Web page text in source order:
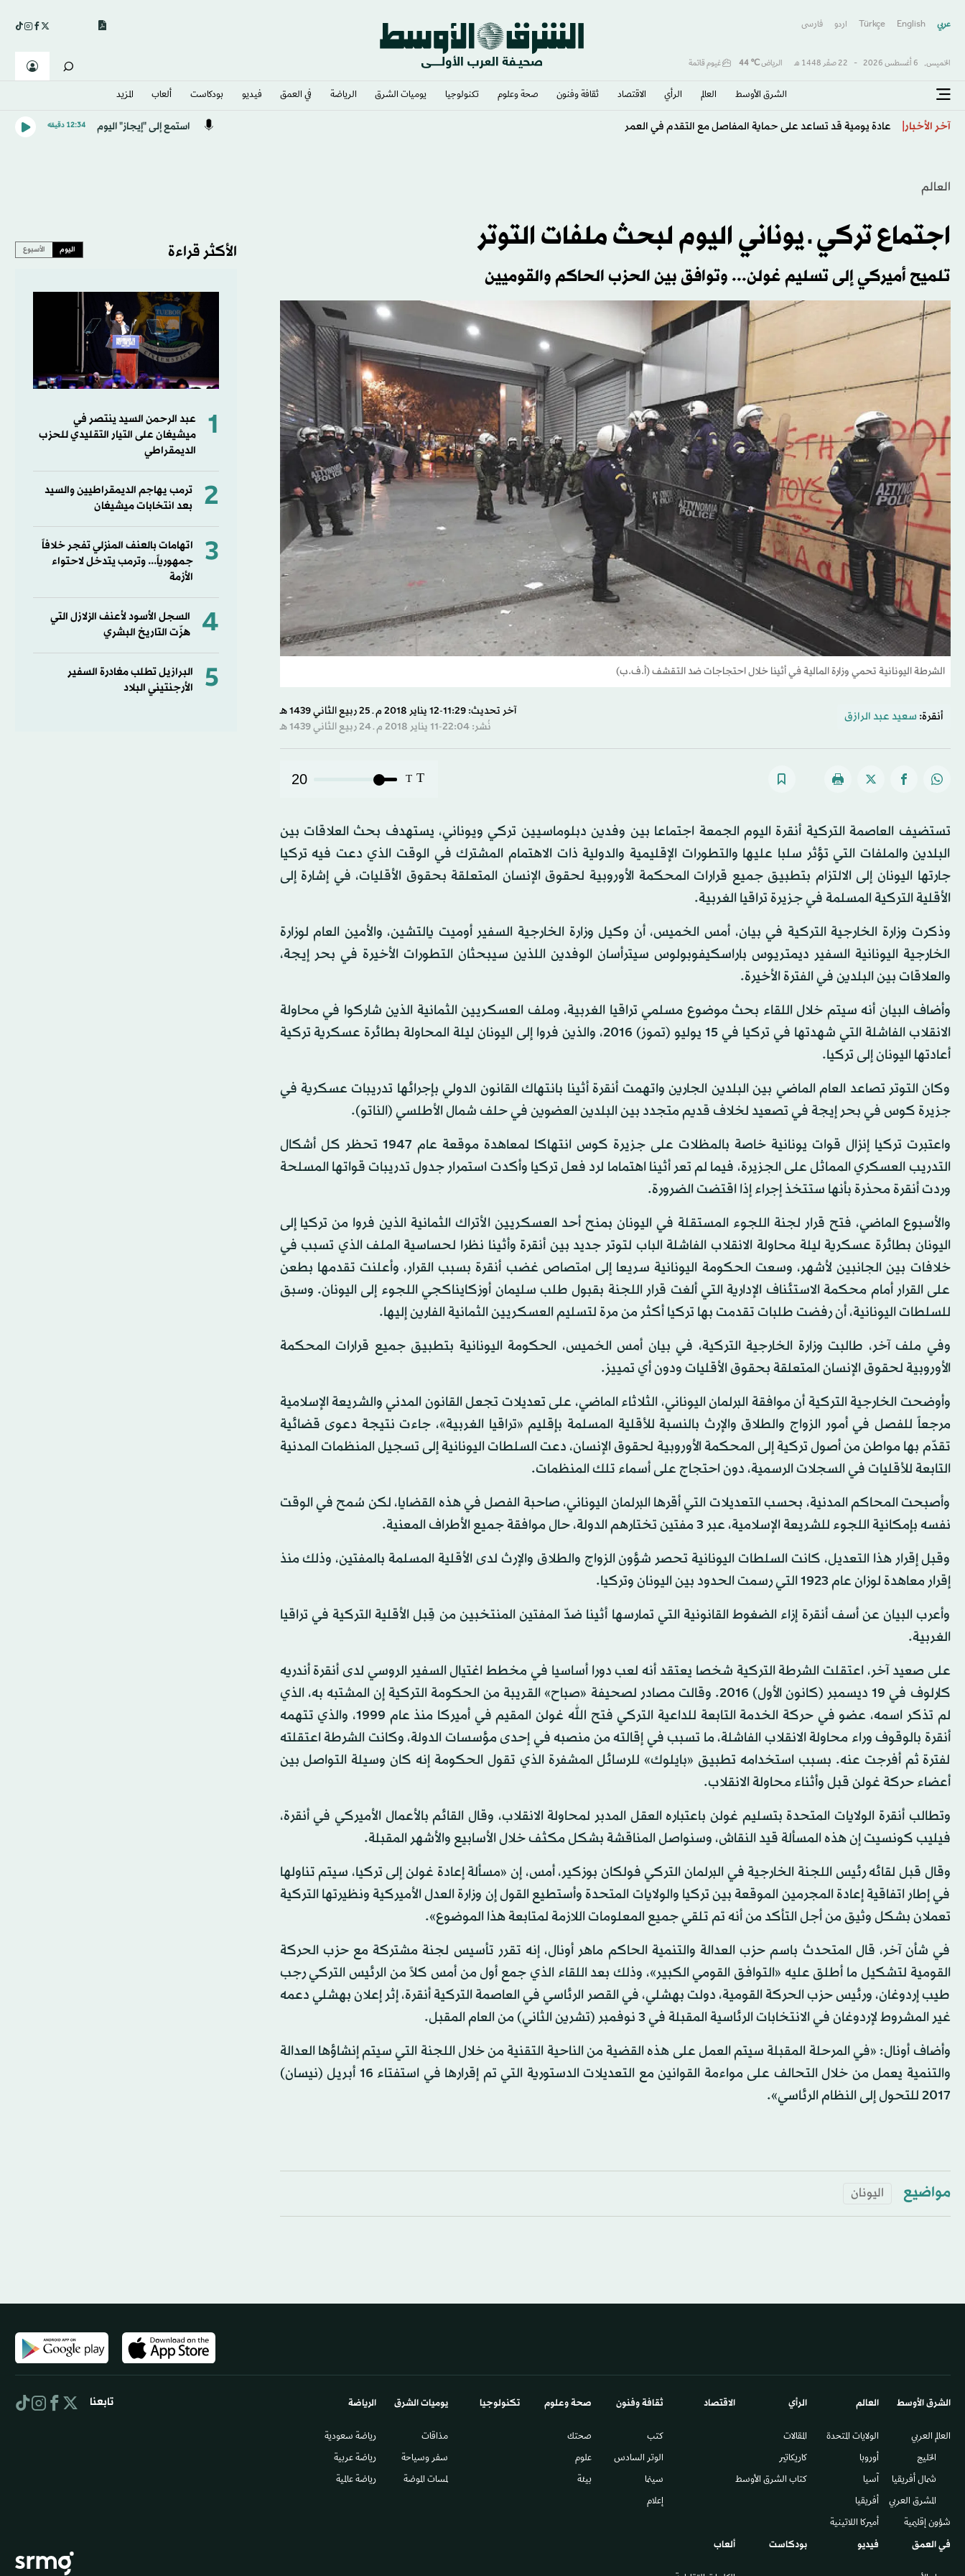
عربي English
Türkçe اردو فارسى
الخميس, 6 أغسطس 2026 - 22 صفَر 1448 هـ الرياض℃
44 غيوم قاتمة
الشرق الأوسط​ العالم الرأي الاقتصاد ثقافة وفنون صحة وعلوم تكنولوجيا يوميات الشرق​ الرياضة في العمق فيديو بودكاست ألعاب المزيد
آخر الأخبار اتفاق مبدئي لديابي مع «ليفركوزن» يمهد لإنهاء رحلته مع «الاتحاد» استمع إلى "إيجاز" اليوم 12:34 دقيقه
العالم
اجتماع تركي ـ يوناني اليوم لبحث ملفات التوتر
تلميح أميركي إلى تسليم غولن... وتوافق بين الحزب الحاكم والقوميين
الشرطة اليونانية تحمي وزارة المالية في أثينا خلال احتجاجات ضد التقشف (أ.ف.ب)
أنقرة: سعيد عبد الرازق
آخر تحديث: 11:29-12 يناير 2018 م ـ 25 ربيع الثاني 1439 هـ
نُشر: 22:04-11 يناير 2018 م ـ 24 ربيع الثاني 1439 هـ
T
T
20
تستضيف العاصمة التركية أنقرة اليوم الجمعة اجتماعا بين وفدين دبلوماسيين تركي ويوناني، يستهدف بحث العلاقات بين
البلدين والملفات التي تؤثر سلبا عليها والتطورات الإقليمية والدولية ذات الاهتمام المشترك في الوقت الذي دعت فيه تركيا
جارتها اليونان إلى الالتزام بتطبيق جميع قرارات المحكمة الأوروبية لحقوق الإنسان المتعلقة بحقوق الأقليات، في إشارة إلى
الأقلية التركية المسلمة في جزيرة تراقيا الغربية.
وذكرت وزارة الخارجية التركية في بيان، أمس الخميس، أن وكيل وزارة الخارجية السفير أوميت يالتشين، والأمين العام لوزارة
الخارجية اليونانية السفير ديمتريوس باراسكيفوبولوس سيترأسان الوفدين اللذين سيبحثان التطورات الأخيرة في بحر إيجة،
والعلاقات بين البلدين في الفترة الأخيرة.
وأضاف البيان أنه سيتم خلال اللقاء بحث موضوع مسلمي تراقيا الغربية، وملف العسكريين الثمانية الذين شاركوا في محاولة
الانقلاب الفاشلة التي شهدتها في تركيا في 15 يوليو (تموز) 2016، والذين فروا إلى اليونان ليلة المحاولة بطائرة عسكرية تركية
أعادتها اليونان إلى تركيا.
وكان التوتر تصاعد العام الماضي بين البلدين الجارين واتهمت أنقرة أثينا بانتهاك القانون الدولي بإجرائها تدريبات عسكرية في
جزيرة كوس في بحر إيجة في تصعيد لخلاف قديم متجدد بين البلدين العضوين في حلف شمال الأطلسي (الناتو).
واعتبرت تركيا إنزال قوات يونانية خاصة بالمظلات على جزيرة كوس انتهاكا لمعاهدة موقعة عام 1947 تحظر كل أشكال
التدريب العسكري المماثل على الجزيرة، فيما لم تعر أثينا اهتماما لرد فعل تركيا وأكدت استمرار جدول تدريبات قواتها المسلحة
وردت أنقرة محذرة بأنها ستتخذ إجراء إذا اقتضت الضرورة.
والأسبوع الماضي، فتح قرار لجنة اللجوء المستقلة في اليونان بمنح أحد العسكريين الأتراك الثمانية الذين فروا من تركيا إلى
اليونان بطائرة عسكرية ليلة محاولة الانقلاب الفاشلة الباب لتوتر جديد بين أنقرة وأثينا نظرا لحساسية الملف الذي تسبب في
خلافات بين الجانبين لأشهر، وسعت الحكومة اليونانية سريعا إلى امتصاص غضب أنقرة بسبب القرار، وأعلنت تقدمها بطعن
على القرار أمام محكمة الاستئناف الإدارية التي ألغت قرار اللجنة بقبول طلب سليمان أوزكايناكجي اللجوء إلى اليونان. وسبق
للسلطات اليونانية، أن رفضت طلبات تقدمت بها تركيا أكثر من مرة لتسليم العسكريين الثمانية الفارين إليها.
وفي ملف آخر، طالبت وزارة الخارجية التركية، في بيان أمس الخميس، الحكومة اليونانية بتطبيق جميع قرارات المحكمة
الأوروبية لحقوق الإنسان المتعلقة بحقوق الأقليات ودون أي تمييز.
وأوضحت الخارجية التركية أن موافقة البرلمان اليوناني، الثلاثاء الماضي، على تعديلات تجعل القانون المدني والشريعة الإسلامية
مرجعاً للفصل في أمور الزواج والطلاق والإرث بالنسبة للأقلية المسلمة بإقليم «تراقيا الغربية»، جاءت نتيجة دعوى قضائية
تقدّم بها مواطن من أصول تركية إلى المحكمة الأوروبية لحقوق الإنسان، دعت السلطات اليونانية إلى تسجيل المنظمات المدنية
التابعة للأقليات في السجلات الرسمية، دون احتجاج على أسماء تلك المنظمات.
وأصبحت المحاكم المدنية، بحسب التعديلات التي أقرها البرلمان اليوناني، صاحبة الفصل في هذه القضايا، لكن سُمح في الوقت
نفسه بإمكانية اللجوء للشريعة الإسلامية، عبر 3 مفتين تختارهم الدولة، حال موافقة جميع الأطراف المعنية.
وقبل إقرار هذا التعديل، كانت السلطات اليونانية تحصر شؤون الزواج والطلاق والإرث لدى الأقلية المسلمة بالمفتين، وذلك منذ
إقرار معاهدة لوزان عام 1923 التي رسمت الحدود بين اليونان وتركيا.
وأعرب البيان عن أسف أنقرة إزاء الضغوط القانونية التي تمارسها أثينا ضدّ المفتين المنتخبين من قِبل الأقلية التركية في تراقيا
الغربية.
على صعيد آخر، اعتقلت الشرطة التركية شخصا يعتقد أنه لعب دورا أساسيا في مخطط اغتيال السفير الروسي لدى أنقرة أندريه
كارلوف في 19 ديسمبر (كانون الأول) 2016. وقالت مصادر لصحيفة «صباح» القريبة من الحكومة التركية إن المشتبه به، الذي
لم تذكر اسمه، عضو في حركة الخدمة التابعة للداعية التركي فتح الله غولن المقيم في أميركا منذ عام 1999، والذي تتهمه
أنقرة بالوقوف وراء محاولة الانقلاب الفاشلة، ما تسبب في إقالته من منصبه في إحدى مؤسسات الدولة، وكانت الشرطة اعتقلته
لفترة ثم أفرجت عنه. بسبب استخدامه تطبيق «بايلوك» للرسائل المشفرة الذي تقول الحكومة إنه كان وسيلة التواصل بين
أعضاء حركة غولن قبل وأثناء محاولة الانقلاب.
وتطالب أنقرة الولايات المتحدة بتسليم غولن باعتباره العقل المدبر لمحاولة الانقلاب، وقال القائم بالأعمال الأميركي في أنقرة،
فيليب كونسيت إن هذه المسألة قيد النقاش، وسنواصل المناقشة بشكل مكثف خلال الأسابيع والأشهر المقبلة.
وقال قبل لقائه رئيس اللجنة الخارجية في البرلمان التركي فولكان بوزكير، أمس، إن «مسألة إعادة غولن إلى تركيا، سيتم تناولها
في إطار اتفاقية إعادة المجرمين الموقعة بين تركيا والولايات المتحدة وأستطيع القول إن وزارة العدل الأميركية ونظيرتها التركية
تعملان بشكل وثيق من أجل التأكد من أنه تم تلقي جميع المعلومات اللازمة لمتابعة هذا الموضوع».
في شأن آخر، قال المتحدث باسم حزب العدالة والتنمية الحاكم ماهر أونال، إنه تقرر تأسيس لجنة مشتركة مع حزب الحركة
القومية لتشكيل ما أطلق عليه «التوافق القومي الكبير»، وذلك بعد اللقاء الذي جمع أول من أمس كلاً من الرئيس التركي رجب
طيب إردوغان، ورئيس حزب الحركة القومية، دولت بهشلي، في القصر الرئاسي في العاصمة التركية أنقرة، إثر إعلان بهشلي دعمه
غير المشروط لإردوغان في الانتخابات الرئاسية المقبلة في 3 نوفمبر (تشرين الثاني) من العام المقبل.
وأضاف أونال: «في المرحلة المقبلة سيتم العمل على هذه القضية من الناحية التقنية من خلال اللجنة التي سيتم إنشاؤها العدالة
والتنمية يعمل من خلال التحالف على مواءمة القوانين مع التعديلات الدستورية التي تم إقرارها في استفتاء 16 أبريل (نيسان)
2017 للتحول إلى النظام الرئاسي».
مواضيع اليونان
الأكثر قراءة اليوم الأسبوع
1
عبد الرحمن السيد ينتصر في
ميشيغان على التيار التقليدي للحزب
الديمقراطي
2
ترمب يهاجم الديمقراطيين والسيد
بعد انتخابات ميشيغان
3
اتهامات بالعنف المنزلي تفجر خلافاً
جمهورياً... وترمب يتدخل لاحتواء
الأزمة
4
السجل الأسود لأعنف الزلازل التي
هزّت التاريخ البشري
5
البرازيل تطلب مغادرة السفير
الأرجنتيني البلاد
الشرق الأوسط​
العالم العربي
الخليج
شمال أفريقيا
المشرق العربي
شؤون إقليمية
العالم
الولايات المتحدة
أوروبا
آسيا
أفريقيا
أميركا اللاتينية
الرأي
المقالات
كاريكاتير
كتاب الشرق الأوسط
الاقتصاد ثقافة وفنون
كتب
الوتر السادس​
سينما
إعلام
صحة وعلوم
صحتك
علوم
بيئة
تكنولوجيا يوميات الشرق​
مذاقات
سفر وسياحة
لمسات الموضة
الرياضة
رياضة سعودية
رياضة عربية
رياضة عالمية
في العمق فيديو بودكاست ألعاب
تابعنا